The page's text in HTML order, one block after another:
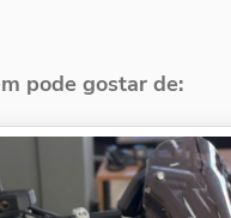
pode gostar de: